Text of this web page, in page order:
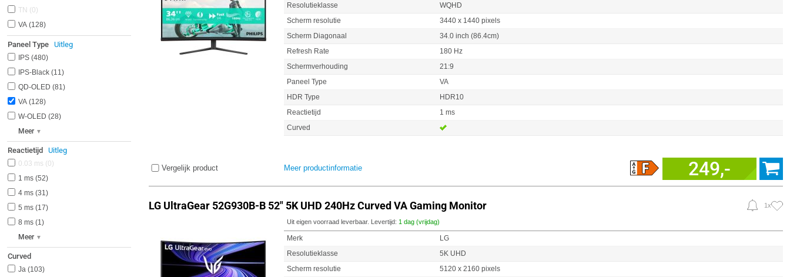
TN
0
VA 128
Paneel Type Uitleg
IPS 480
IPS-Black 11
QD-OLED 81
VA 128
W-OLED 28
Meer
Reactietijd Uitleg
0.03 ms
0
1 ms 52
4 ms 31
5 ms 17
8 ms 1
Meer
Curved
Ja 103
Resolutieklasse
WQHD
Scherm resolutie
3440 x 1440 pixels
Scherm Diagonaal
34.0 inch (86.4cm)
Refresh Rate
180 Hz
Schermverhouding
21:9
Paneel Type
VA
HDR Type
HDR10
Reactietijd
1 ms
Curved
Vergelijk product Meer productinformatie 249,-
LG UltraGear 52G930B-B 52" 5K UHD 240Hz Curved VA Gaming Monitor 1x
Uit eigen voorraad leverbaar. Levertijd: 1 dag (vrijdag)
Merk
LG
Resolutieklasse
5K UHD
Scherm resolutie
5120 x 2160 pixels